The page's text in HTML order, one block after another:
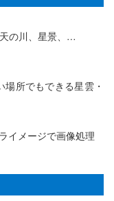
の川、星景、…
所でもできる星雲・
イメージで画像処理